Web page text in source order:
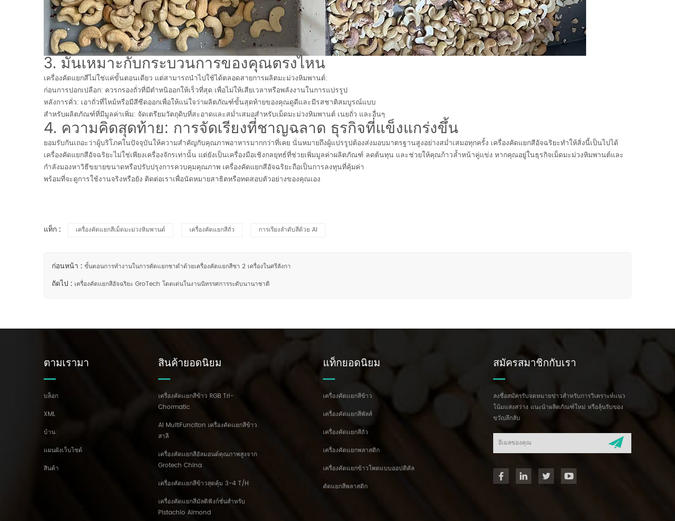
3. มันเหมาะกับกระบวนการของคุณตรงไหน
เครื่องคัดแยกสีไม่ใช่แค่ขั้นตอนเดียว แต่สามารถนำไปใช้ได้ตลอดสายการผลิตมะม่วงหิมพานต์:
ก่อนการปอกเปลือก: ควรกรองถั่วที่มีตำหนิออกให้เร็วที่สุด เพื่อไม่ให้เสียเวลาหรือพลังงานในการแปรรูป
หลังการคั่ว: เอาถั่วที่ไหม้หรือมีสีซีดออกเพื่อให้แน่ใจว่าผลิตภัณฑ์ขั้นสุดท้ายของคุณดูดีและมีรสชาติสมบูรณ์แบบ
สำหรับผลิตภัณฑ์ที่มีมูลค่าเพิ่ม: จัดเตรียมวัตถุดิบที่สะอาดและสม่ำเสมอสำหรับเม็ดมะม่วงหิมพานต์ เนยถั่ว และอื่นๆ
4. ความคิดสุดท้าย: การจัดเรียงที่ชาญฉลาด ธุรกิจที่แข็งแกร่งขึ้น
ยอมรับกันเถอะว่าผู้บริโภคในปัจจุบันให้ความสำคัญกับคุณภาพอาหารมากกว่าที่เคย นั่นหมายถึงผู้แปรรูปต้องส่งมอบมาตรฐานสูงอย่างสม่ำเสมอทุกครั้ง เครื่องคัดแยกสีอัจฉริยะทำให้สิ่งนี้เป็นไปได้
เครื่องคัดแยกสีอัจฉริยะไม่ใช่เพียงเครื่องจักรเท่านั้น แต่ยังเป็นเครื่องมือเชิงกลยุทธ์ที่ช่วยเพิ่มมูลค่าผลิตภัณฑ์ ลดต้นทุน และช่วยให้คุณก้าวล้ำหน้าคู่แข่ง หากคุณอยู่ในธุรกิจเม็ดมะม่วงหิมพานต์และ
กำลังมองหาวิธีขยายขนาดหรือปรับปรุงการควบคุมคุณภาพ เครื่องคัดแยกสีอัจฉริยะถือเป็นการลงทุนที่คุ้มค่า
พร้อมที่จะดูการใช้งานจริงหรือยัง ติดต่อเราเพื่อนัดหมายสาธิตหรือทดสอบตัวอย่างของคุณเอง
แท็ก : เครื่องคัดแยกสีเม็ดมะม่วงหิมพานต์ เครื่องคัดแยกสีถั่ว การเรียงลำดับสีด้วย AI
ก่อนหน้า : ขั้นตอนการทำงานในการคัดแยกชาดำด้วยเครื่องคัดแยกสีชา 2 เครื่องในศรีลังกา
ถัดไป : เครื่องคัดเเยกสีอัจฉริยะ GroTech โดดเด่นในงานนิทรรศการระดับนานาชาติ
ตามเรามา
บล็อก
XML
บ้าน
แผนผังเว็บไซต์
สินค้า
สินค้ายอดนิยม
เครื่องคัดเเยกสีข้าว RGB Tri-
Chormatic
AI MultiFunciton เครื่องคัดเเยกสีข้าว
สาลี
เครื่องคัดเเยกสีอัลมอนด์คุณภาพสูงจาก
Grotech China
เครื่องคัดเเยกสีข้าวสุดคุ้ม 3-4 T/H
เครื่องคัดแยกสีมัลติฟังก์ชั่นสำหรับ
Pistachio Almond
แท็กยอดนิยม
เครื่องคัดเเยกสีข้าว
เครื่องคัดแยกสีพัลส์
เครื่องคัดเเยกสีถั่ว
เครื่องคัดแยกพลาสติก
เครื่องคัดแยกข้าวโพดแบบออปติคัล
คัดแยกสีพลาสติก
สมัครสมาชิกกับเรา
ลงชื่อสมัครรับจดหมายข่าวสำหรับการวิเคราะห์แนว
โน้มแสงสว่าง แนะนำผลิตภัณฑ์ใหม่ หรือลุ้นรับของ
ขวัญลึกลับ